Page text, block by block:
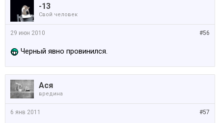
-13
Свой человек
#56
29 июн 2010
Черный явно провинился.
Ася
вредина
#57
6 янв 2011